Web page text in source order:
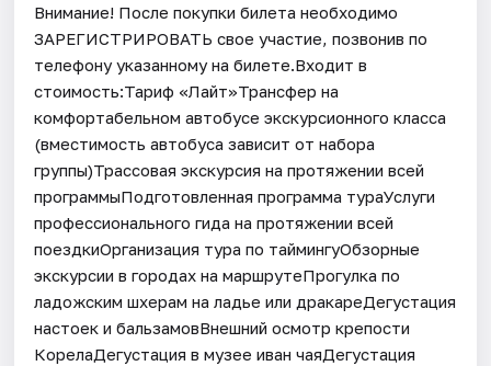
Внимание! После покупки билета необходимо
ЗАРЕГИСТРИРОВАТЬ свое участие, позвонив по
телефону указанному на билете.Входит в
стоимость:Тариф «Лайт»Трансфер на
комфортабельном автобусе экскурсионного класса
(вместимость автобуса зависит от набора
группы)Трассовая экскурсия на протяжении всей
программыПодготовленная программа тураУслуги
профессионального гида на протяжении всей
поездкиОрганизация тура по таймингуОбзорные
экскурсии в городах на маршрутеПрогулка по
ладожским шхерам на ладье или дракареДегустация
настоек и бальзамовВнешний осмотр крепости
КорелаДегустация в музее иван чаяДегустация